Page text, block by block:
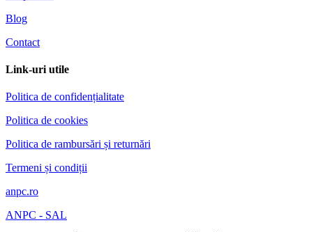
Blog
Contact
Link-uri utile
Politica de confidențialitate
Politica de cookies
Politica de rambursări și returnări
Termeni și condiții
anpc.ro
ANPC - SAL